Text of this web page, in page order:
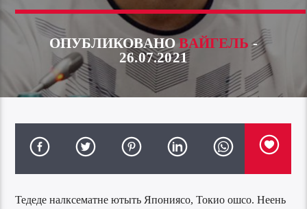
ОПУБЛИКОВАНОВАЙГЕЛЬ -
26.07.2021
Тедеде налксематне ютыть Япониясо, Токио ошсо. Неень